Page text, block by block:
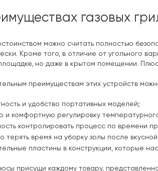
газовых
можно считать полностью
Кроме того, в отличие от угольного
но даже в крытом помещении.
преимуществам этих устройств
и удобство портативных моделей;
и комфортную регулировку
контролировать процесс по времени
терять время на уборку золы после
пластины в конструкции, которые
присущи каждому товару,